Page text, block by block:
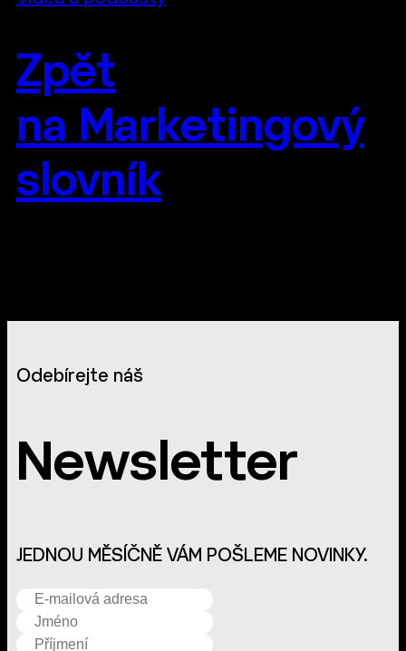
Zpět
na Marketingový
slovník
Odebírejte náš
Newsletter
JEDNOU MĚSÍČNĚ VÁM POŠLEME NOVINKY.